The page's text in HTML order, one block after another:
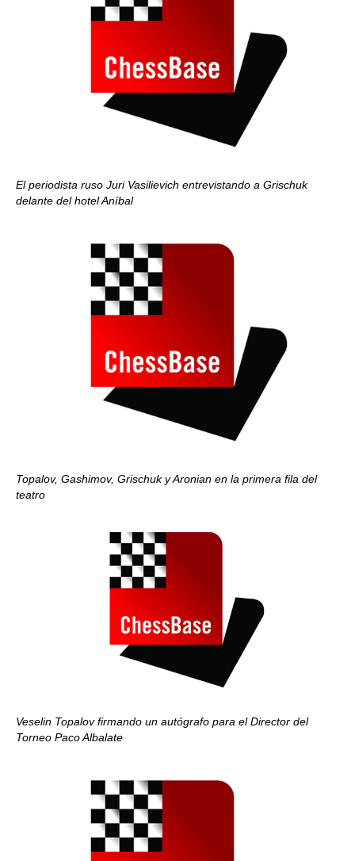
El periodista ruso Juri Vasilievich entrevistando a Grischuk
delante del hotel Aníbal
Topalov, Gashimov, Grischuk y Aronian en la primera fila del
teatro
Veselin Topalov firmando un autógrafo para el Director del
Torneo Paco Albalate